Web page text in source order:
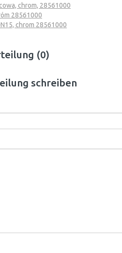
chrom, 28561000
28561000
chrom 28561000
(0)
schreiben